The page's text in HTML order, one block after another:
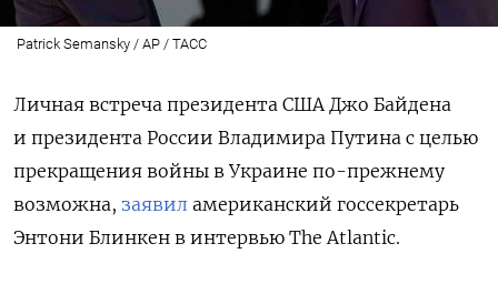
Patrick Semansky / AP / ТАСС
Личная встреча президента США Джо Байдена
и президента России Владимира Путина с целью
прекращения войны в Украине по-прежнему
возможна, заявил американский госсекретарь
Энтони Блинкен в интервью The Atlantic.